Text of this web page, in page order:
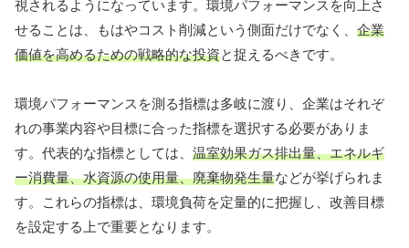
視されるようになっています。環境パフォーマンスを向上さ
せることは、もはやコスト削減という側面だけでなく、 企業
価値を高めるための戦略的な投資と捉えるべきです。
環境パフォーマンスを測る指標は多岐に渡り、企業はそれぞ
れの事業内容や目標に合った指標を選択する必要がありま
す。代表的な指標としては、 温室効果ガス排出量、エネルギ
ー消費量、水資源の使用量、廃棄物発生量などが挙げられま
す。これらの指標は、環境負荷を定量的に把握し、改善目標
を設定する上で重要となります。